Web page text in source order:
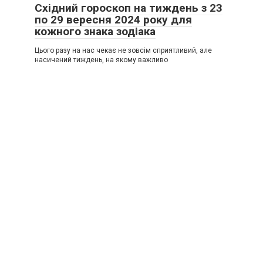
Східний гороскоп на тиждень з 23
по 29 вересня 2024 року для
кожного знака зодіака
Цього разу на нас чекає не зовсім сприятливий, але
насичений тиждень, на якому важливо